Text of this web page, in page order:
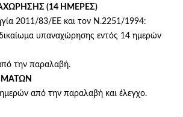
(14 ΗΜΕΡΕΣ)
2011/83/ΕΕ και τον Ν.2251/1994:
υπαναχώρησης εντός 14 ημερών
την παραλαβή.
από την παραλαβή και έλεγχο.